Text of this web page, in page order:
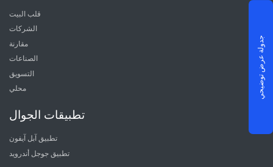
قلب البيت
الشركات
مقارنة
الصناعات
التسويق
محلي
تطبيقات الجوال
تطبيق آبل آيفون
تطبيق جوجل أندرويد
جدولة عرض توضيحي